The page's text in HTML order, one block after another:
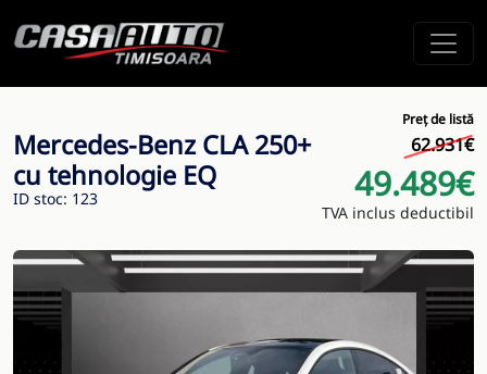
Mercedes-Benz CLA 250+
cu tehnologie EQ
ID stoc: 123
Preț de listă
62.931€
49.489€
TVA inclus deductibil